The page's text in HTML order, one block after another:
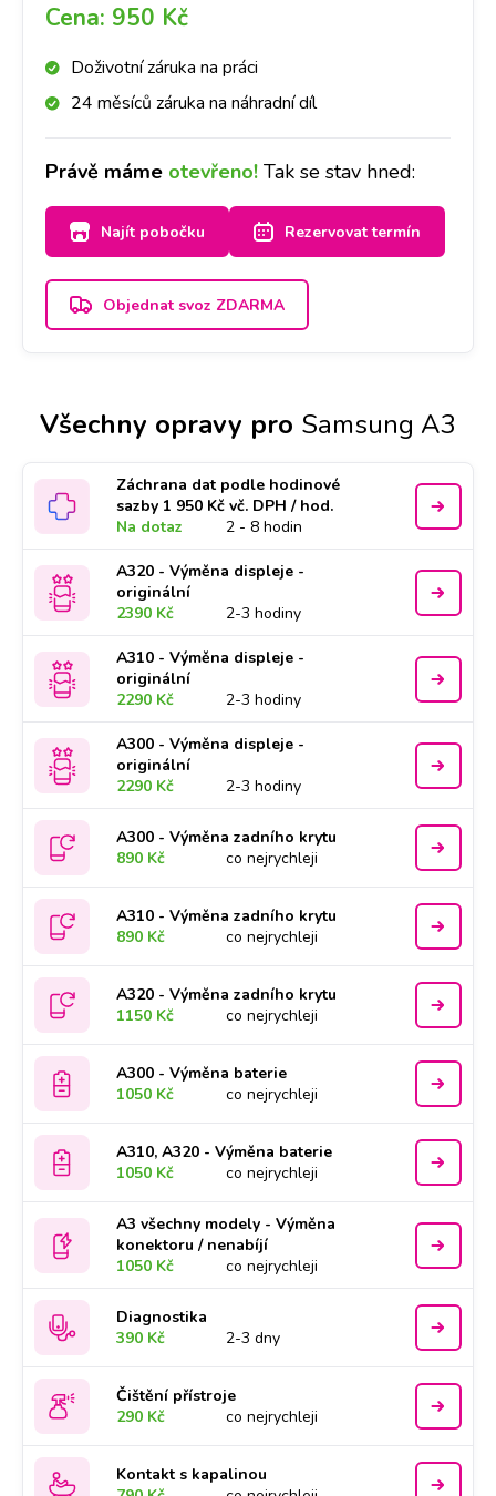
abychom měli díl připraven. Reproduktor pak
vyčistíme nebo vyměníme a přístroj bude opět
Cena: 950 Kč
Doživotní záruka na práci
24 měsíců záruka na náhradní díl
Právě máme otevřeno! Tak se stav hned:
Najít pobočku Rezervovat termín
Objednat svoz ZDARMA
Všechny opravy pro Samsung A3
Záchrana dat podle hodinové
sazby 1 950 Kč vč. DPH / hod.
Na dotaz
2 - 8 hodin
A320 - Výměna displeje -
originální
2390 Kč
2-3 hodiny
A310 - Výměna displeje -
originální
2290 Kč
2-3 hodiny
A300 - Výměna displeje -
originální
2290 Kč
2-3 hodiny
A300 - Výměna zadního krytu
890 Kč
co nejrychleji
A310 - Výměna zadního krytu
890 Kč
co nejrychleji
A320 - Výměna zadního krytu
1150 Kč
co nejrychleji
A300 - Výměna baterie
1050 Kč
co nejrychleji
A310, A320 - Výměna baterie
1050 Kč
co nejrychleji
A3 všechny modely - Výměna
konektoru / nenabíjí
1050 Kč
co nejrychleji
Diagnostika
390 Kč
2-3 dny
Čištění přístroje
290 Kč
co nejrychleji
Kontakt s kapalinou